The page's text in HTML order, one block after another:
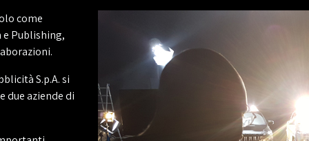
come
e Publishing,
S.p.A. si
due aziende di